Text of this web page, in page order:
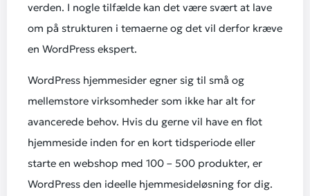
verden. I nogle tilfælde kan det være svært at lave
om på strukturen i temaerne og det vil derfor kræve
en WordPress ekspert.
WordPress hjemmesider egner sig til små og
mellemstore virksomheder som ikke har alt for
avancerede behov. Hvis du gerne vil have en flot
hjemmeside inden for en kort tidsperiode eller
starte en webshop med 100 – 500 produkter, er
WordPress den ideelle hjemmesideløsning for dig.